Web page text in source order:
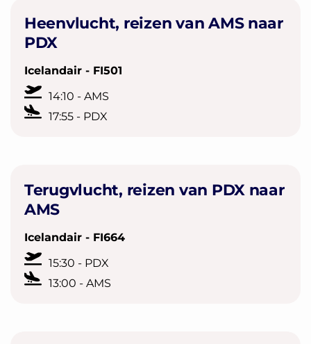
Heenvlucht, reizen van AMS naar
PDX
Icelandair - FI501
14:10 - AMS
17:55 - PDX
Terugvlucht, reizen van PDX naar
AMS
Icelandair - FI664
15:30 - PDX
13:00 - AMS